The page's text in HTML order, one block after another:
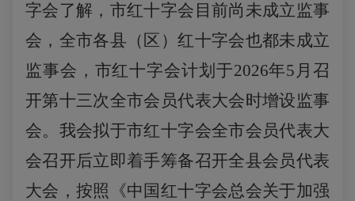
字会了解，市红十字会目前尚未成立监事
会，全市各县（区）红十字会也都未成立
监事会，市红十字会计划于2026年5月 召
开第十三次全市会员代表大会时增设监事
会。我会拟于市红十字会全市会员代表大
会召开后立即着手筹备召开全县会员代表
大会，按照《中国红十字会总会关于加强